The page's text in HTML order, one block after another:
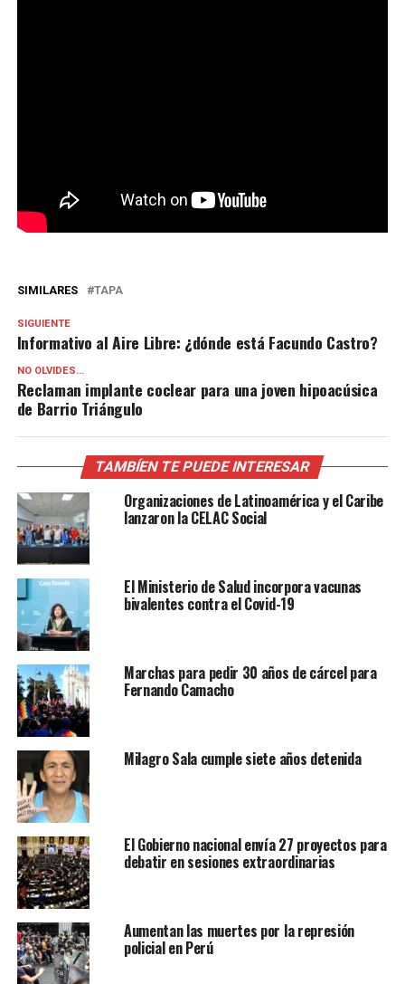
SIMILARES TAPA
SIGUIENTE
Informativo al Aire Libre: ¿dónde está Facundo Castro?
NO OLVIDES...
Reclaman implante coclear para una joven hipoacúsica
de Barrio Triángulo
TAMBÍEN TE PUEDE INTERESAR
Organizaciones de Latinoamérica y el Caribe
lanzaron la CELAC Social
El Ministerio de Salud incorpora vacunas
bivalentes contra el Covid-19
Marchas para pedir 30 años de cárcel para
Fernando Camacho
Milagro Sala cumple siete años detenida
El Gobierno nacional envía 27 proyectos para
debatir en sesiones extraordinarias
Aumentan las muertes por la represión
policial en Perú